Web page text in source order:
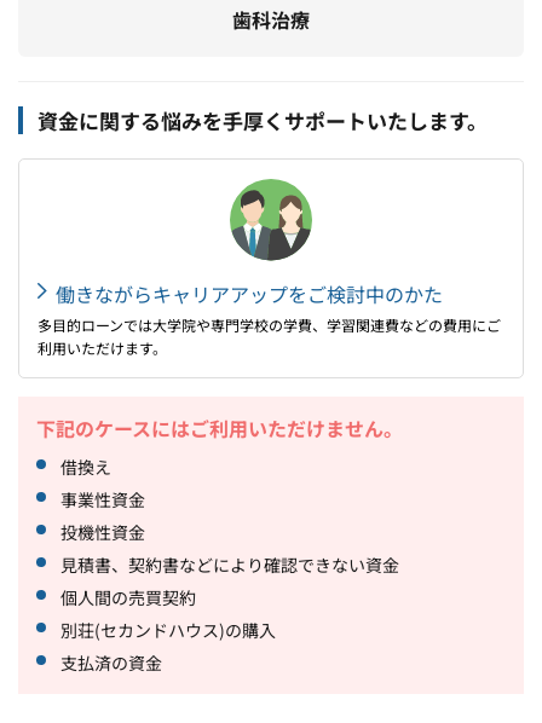
歯科治療
資金に関する悩みを手厚くサポートいたします。
働きながらキャリアアップをご検討中のかた
多目的ローンでは大学院や専門学校の学費、学習関連費などの費用にご
利用いただけます。
下記のケースにはご利用いただけません。
借換え
事業性資金
投機性資金
見積書、契約書などにより確認できない資金
個人間の売買契約
別荘(セカンドハウス)の購入
支払済の資金